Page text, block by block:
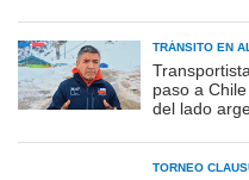
TRÁNSITO EN
paso a
del lado
TORNEO